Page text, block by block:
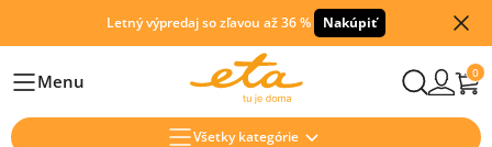
Letný výpredaj so zľavou až 36 % Nakúpiť
HlavníMenu 0
Všetky kategórie